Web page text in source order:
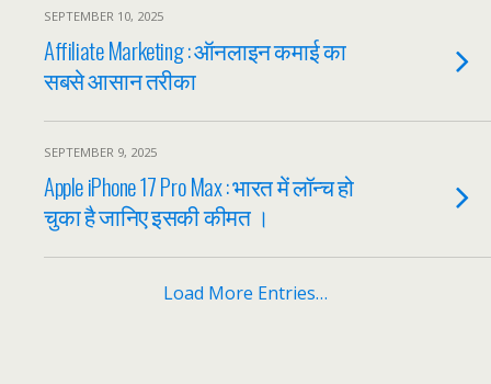
SEPTEMBER 10, 2025
Affiliate Marketing : ऑनलाइन कमाई का
सबसे आसान तरीका
SEPTEMBER 9, 2025
Apple iPhone 17 Pro Max : भारत में लॉन्च हो
चुका है जानिए इसकी कीमत ।
Load More Entries…